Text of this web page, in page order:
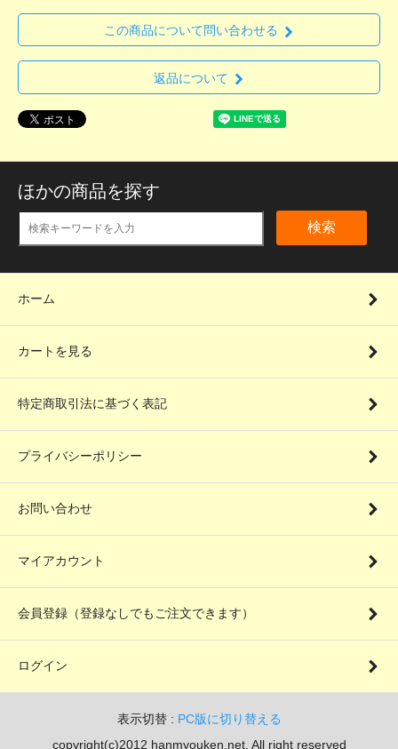
この商品について問い合わせる
返品について
ほかの商品を探す
検索
ホーム
カートを見る
特定商取引法に基づく表記
プライバシーポリシー
お問い合わせ
マイアカウント
会員登録（登録なしでもご注文できます）
ログイン
表示切替 : PC版に切り替える
copyright(c)2012 hanmyouken.net. All right reserved